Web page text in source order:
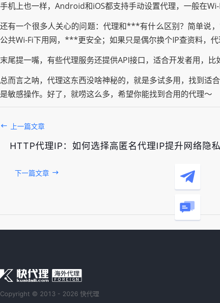
手机上也一样，Android和iOS都支持手动设置代理，一般在
还有一个很多人关心的问题：代理和***有什么区别？简单说
公共Wi-Fi下用网，***更安全；如果只是偶尔换个IP查资料，
末尾提一嘴，有些代理服务还提供API接口，适合开发者用，
总而言之呐，代理这东西没啥神秘的，就是多试多用，找到适
是敏感操作。好了，就唠这么多，希望你能找到合用的代理～
上一篇文章
HTTP代理IP：如何选择高匿名代理IP提升网络隐
下一篇文章
Copyright © 2013 - 2026 快代理